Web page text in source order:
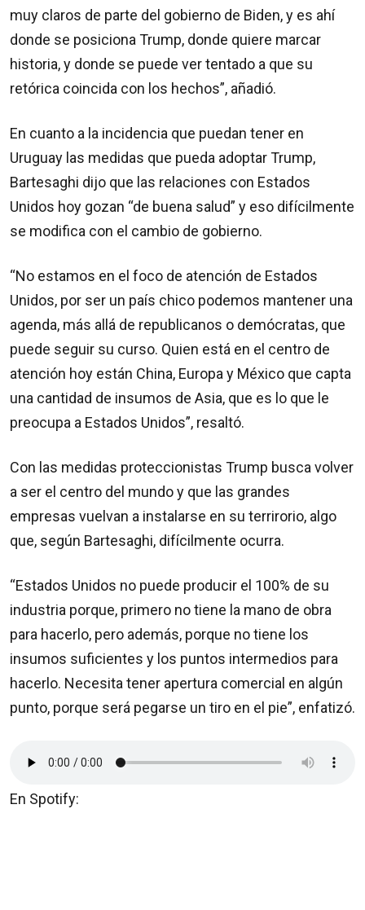
muy claros de parte del gobierno de Biden, y es ahí
donde se posiciona Trump, donde quiere marcar
historia, y donde se puede ver tentado a que su
retórica coincida con los hechos”, añadió.
En cuanto a la incidencia que puedan tener en
Uruguay las medidas que pueda adoptar Trump,
Bartesaghi dijo que las relaciones con Estados
Unidos hoy gozan “de buena salud” y eso difícilmente
se modifica con el cambio de gobierno.
“No estamos en el foco de atención de Estados
Unidos, por ser un país chico podemos mantener una
agenda, más allá de republicanos o demócratas, que
puede seguir su curso. Quien está en el centro de
atención hoy están China, Europa y México que capta
una cantidad de insumos de Asia, que es lo que le
preocupa a Estados Unidos”, resaltó.
Con las medidas proteccionistas Trump busca volver
a ser el centro del mundo y que las grandes
empresas vuelvan a instalarse en su terrirorio, algo
que, según Bartesaghi, difícilmente ocurra.
“Estados Unidos no puede producir el 100% de su
industria porque, primero no tiene la mano de obra
para hacerlo, pero además, porque no tiene los
insumos suficientes y los puntos intermedios para
hacerlo. Necesita tener apertura comercial en algún
punto, porque será pegarse un tiro en el pie”, enfatizó.
En Spotify: